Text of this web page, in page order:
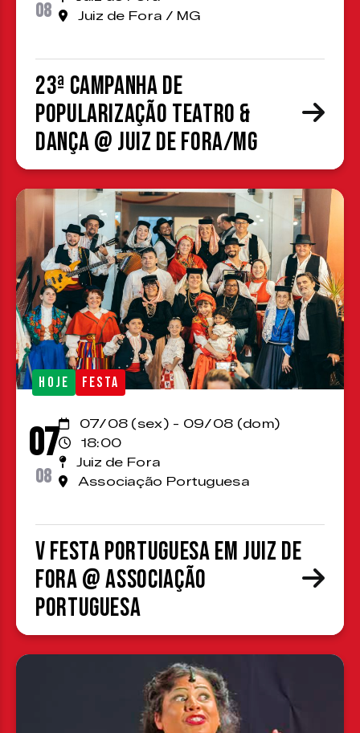
08
Juiz de Fora / MG
23ª Campanha de
Popularização Teatro &
Dança @ Juiz de Fora/MG
HOJE FESTA
07
08
07/08 (sex) - 09/08 (dom)
18:00
Juiz de Fora
Associação Portuguesa
V Festa Portuguesa em Juiz de
Fora @ Associação
Portuguesa